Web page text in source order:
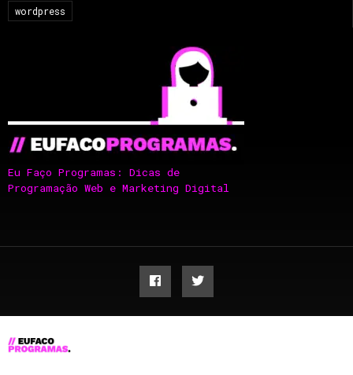
wordpress
Eu Faço Programas: Dicas de
Programação Web e Marketing Digital